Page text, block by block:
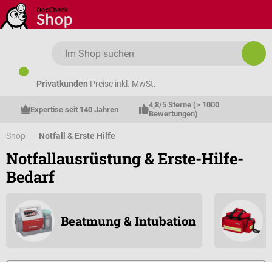
Zum Hauptinhalt springen
Privatkunden Preise inkl. MwSt.
Expertise seit 140 Jahren
4,8/5 Sterne (> 1000
Bewertungen)
Shop Notfall & Erste Hilfe
Notfallausrüstung & Erste-Hilfe-
Bedarf
Beatmung & Intubation